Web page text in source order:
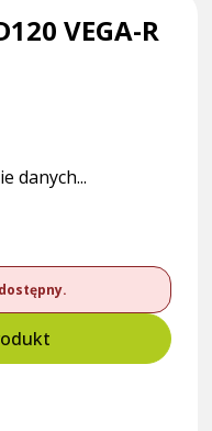
VEGA-R
danych...